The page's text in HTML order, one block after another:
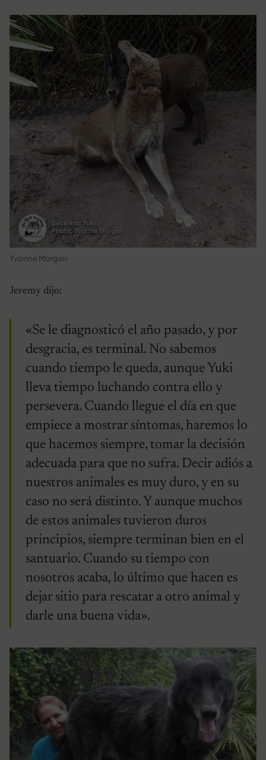
Yvonne Morgan
Jeremy dijo:
«Se le diagnosticó el año pasado, y por
desgracia, es terminal. No sabemos
cuando tiempo le queda, aunque Yuki
lleva tiempo luchando contra ello y
persevera. Cuando llegue el día en que
empiece a mostrar síntomas, haremos lo
que hacemos siempre, tomar la decisión
adecuada para que no sufra. Decir adiós a
nuestros animales es muy duro, y en su
caso no será distinto. Y aunque muchos
de estos animales tuvieron duros
principios, siempre terminan bien en el
santuario. Cuando su tiempo con
nosotros acaba, lo último que hacen es
dejar sitio para rescatar a otro animal y
darle una buena vida».